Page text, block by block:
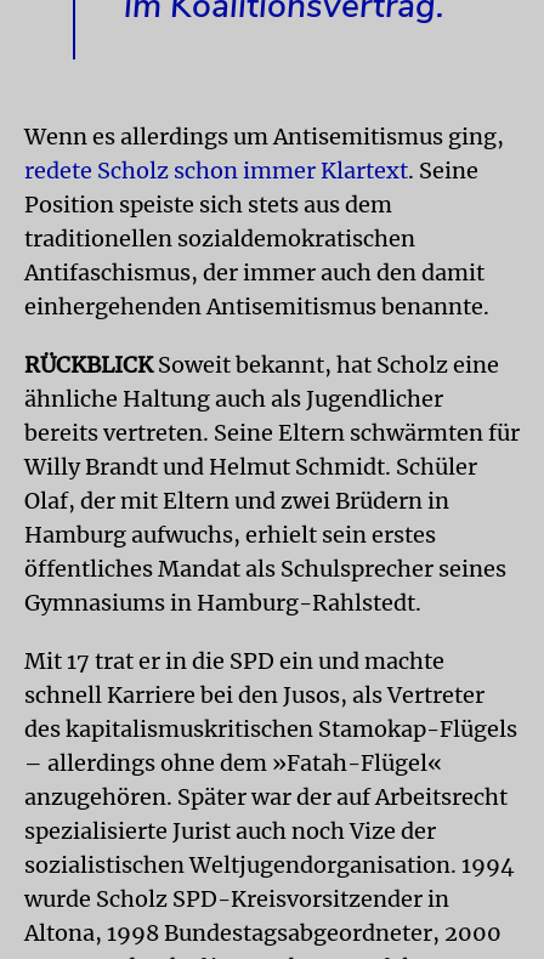
Wenn es allerdings um Antisemitismus ging,
redete Scholz schon immer Klartext. Seine
Position speiste sich stets aus dem
traditionellen sozialdemokratischen
Antifaschismus, der immer auch den damit
einhergehenden Antisemitismus benannte.
RÜCKBLICKSoweit bekannt, hat Scholz eine
ähnliche Haltung auch als Jugendlicher
bereits vertreten. Seine Eltern schwärmten für
Willy Brandt und Helmut Schmidt. Schüler
Olaf, der mit Eltern und zwei Brüdern in
Hamburg aufwuchs, erhielt sein erstes
öffentliches Mandat als Schulsprecher seines
Gymnasiums in Hamburg-Rahlstedt.
Mit 17 trat er in die SPD ein und machte
schnell Karriere bei den Jusos, als Vertreter
des kapitalismuskritischen Stamokap-Flügels
– allerdings ohne dem »Fatah-Flügel«
anzugehören. Später war der auf Arbeitsrecht
spezialisierte Jurist auch noch Vize der
sozialistischen Weltjugendorganisation. 1994
wurde Scholz SPD-Kreisvorsitzender in
Altona, 1998 Bundestagsabgeordneter, 2000